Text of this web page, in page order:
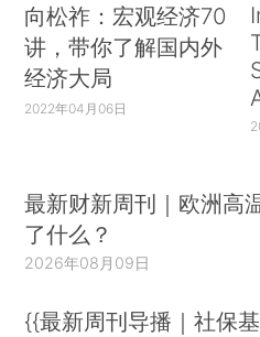
向松祚：宏观经济70
讲，带你了解国内外
经济大局
2022年04月06日
最新财新周刊｜欧洲高
了什么？
2026年08月09日
{{最新周刊导播｜社保